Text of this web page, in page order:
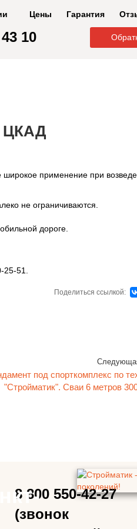
Цены Гарантия
10
ЦКАД
применение при
не ограничиваются.
дороге.
25-51.
Поделиться ссылкой:
под спорткомплекс по
"Стройматик". Сваи 6 метров
8 800 550-42-27
(звонок